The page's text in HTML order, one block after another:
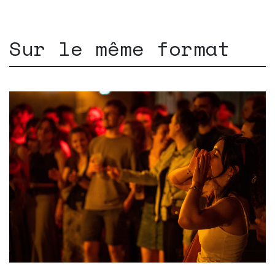
Sur le même format